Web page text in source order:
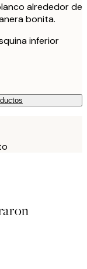
alrededor de
bonita.
inferior